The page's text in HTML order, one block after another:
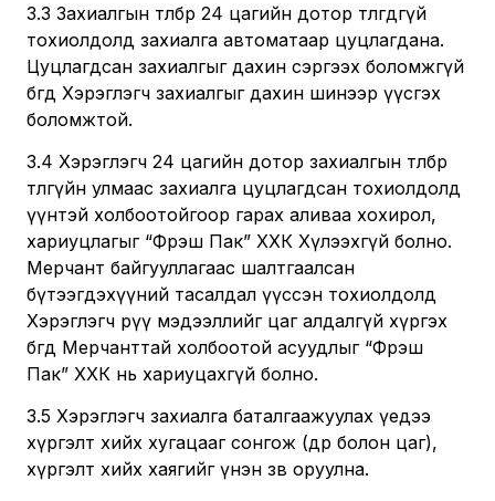
3.3 Захиалгын төлбөр 24 цагийн дотор төлөгдөөгүй
тохиолдолд захиалга автоматаар цуцлагдана.
Цуцлагдсан захиалгыг дахин сэргээх боломжгүй
бөгөөд Хэрэглэгч захиалгыг дахин шинээр үүсгэх
боломжтой.
3.4 Хэрэглэгч 24 цагийн дотор захиалгын төлбөрөө
төлөөгүйн улмаас захиалга цуцлагдсан тохиолдолд
үүнтэй холбоотойгоор гарах аливаа хохирол,
хариуцлагыг “Фрэш Пак” ХХК Хүлээхгүй болно.
Мерчант байгууллагаас шалтгаалсан
бүтээгдэхүүний тасалдал үүссэн тохиолдолд
Хэрэглэгч рүү мэдээллийг цаг алдалгүй хүргэх
бөгөөд Мерчанттай холбоотой асуудлыг “Фрэш
Пак” ХХК нь хариуцахгүй болно.
3.5 Хэрэглэгч захиалга баталгаажуулах үедээ
хүргэлт хийх хугацааг сонгож (өдөр болон цаг),
хүргэлт хийх хаягийг үнэн зөв оруулна.